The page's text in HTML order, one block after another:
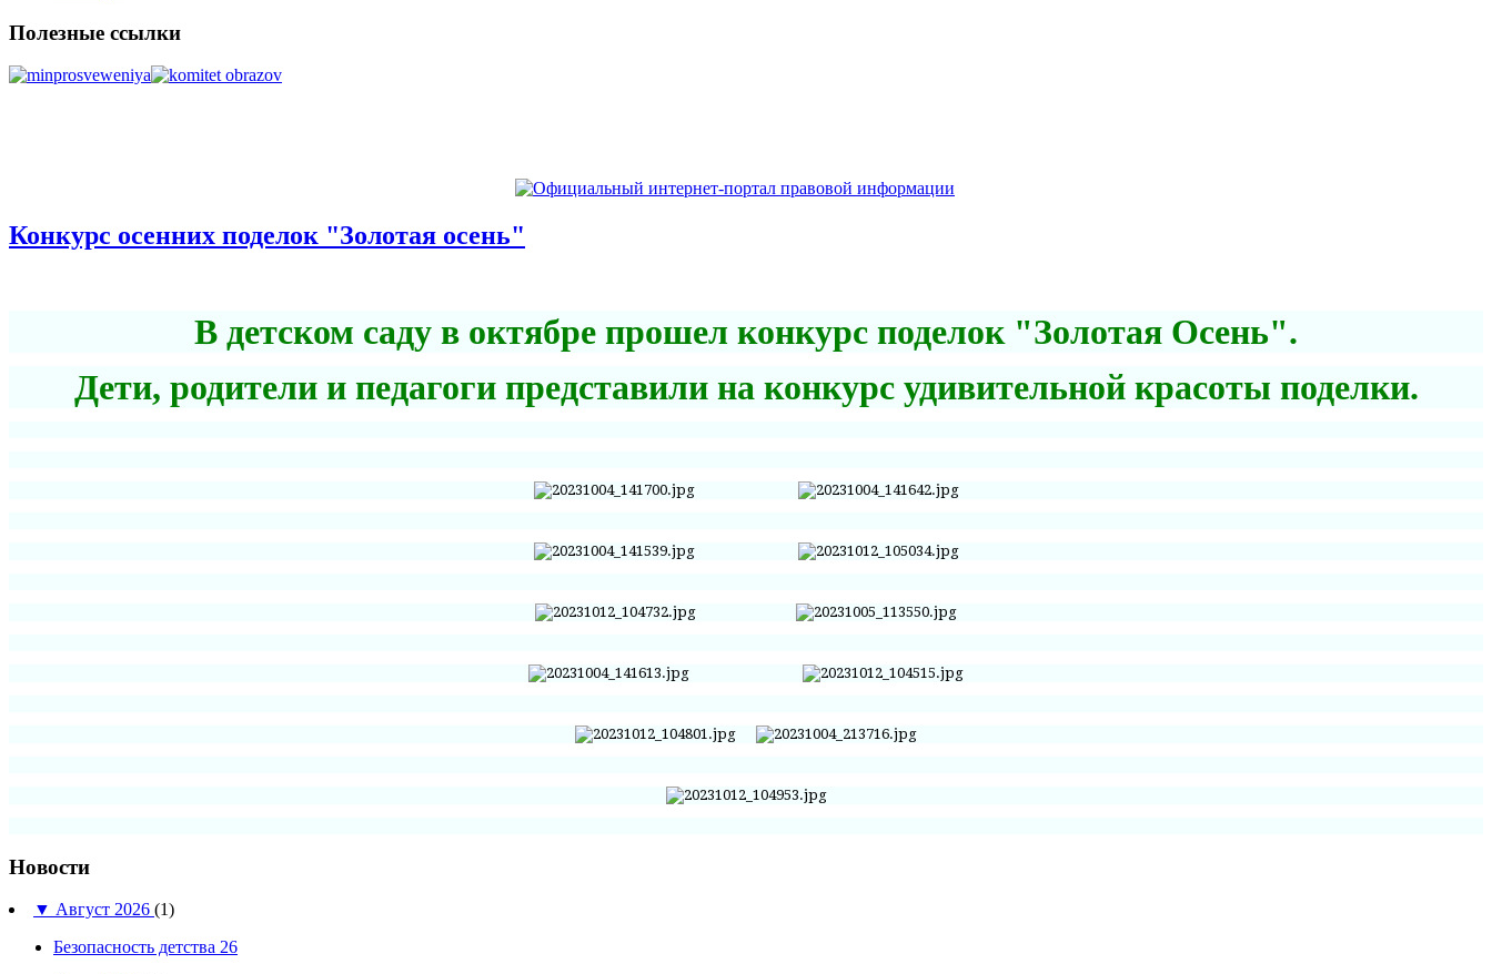
Полезные ссылки
Конкурс осенних поделок "Золотая осень"
В детском саду в октябре прошел конкурс поделок "Золотая Осень".
Дети, родители и педагоги представили на конкурс удивительной красоты поделки.
Новости
▼ Август 2026 (1)
Безопасность детства 26